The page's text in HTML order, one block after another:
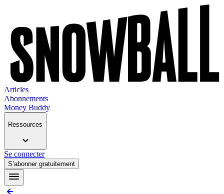
Articles
Abonnements
Money Buddy
Ressources
Se connecter
S’abonner gratuitement